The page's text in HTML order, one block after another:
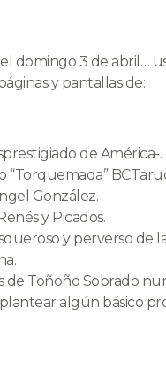
domingo 3 de abril…
y pantallas de:
de América-.
“Torquemada”
González.
y Picados.
y perverso de
de Toñoño Sobrado
algún básico